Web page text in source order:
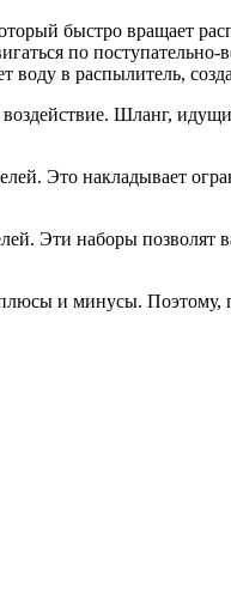
быстро вращает
по
воду в распылитель,
Шланг,
Это накладывает
Эти наборы позволят
и минусы. Поэтому,